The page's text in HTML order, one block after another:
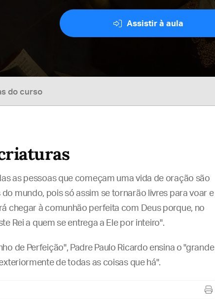
Assistir à aula
do curso
as pessoas que começam uma vida de oração são
mundo, pois só assim se tornarão livres para voar e
chegar à comunhão perfeita com Deus porque, no
Rei a quem se entrega a Ele por inteiro".
de Perfeição", Padre Paulo Ricardo ensina o "grande
de todas as coisas que há".
exclusivo para alunos